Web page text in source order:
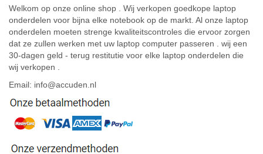
Welkom op onze online shop . Wij verkopen goedkope laptop
onderdelen voor bijna elke notebook op de markt. Al onze laptop
onderdelen moeten strenge kwaliteitscontroles die ervoor zorgen
dat ze zullen werken met uw laptop computer passeren . wij een
30-dagen geld - terug restitutie voor elke laptop onderdelen die
wij verkopen .
Email: info@accuden.nl